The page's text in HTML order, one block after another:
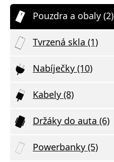
Pouzdra a obaly (2)
Tvrzená skla (1)
Nabíječky (10)
Kabely (8)
Držáky do auta (6)
Powerbanky (5)